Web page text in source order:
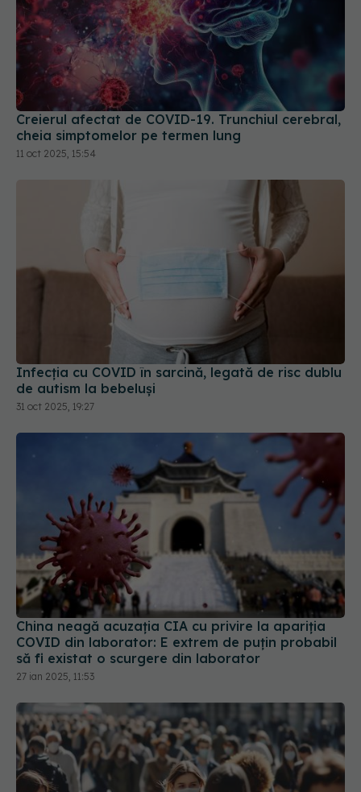
Creierul afectat de COVID-19. Trunchiul cerebral,
cheia simptomelor pe termen lung
11 oct 2025, 15:54
Infecția cu COVID în sarcină, legată de risc dublu
de autism la bebeluși
31 oct 2025, 19:27
China neagă acuzația CIA cu privire la apariția
COVID din laborator: E extrem de puţin probabil
să fi existat o scurgere din laborator
27 ian 2025, 11:53